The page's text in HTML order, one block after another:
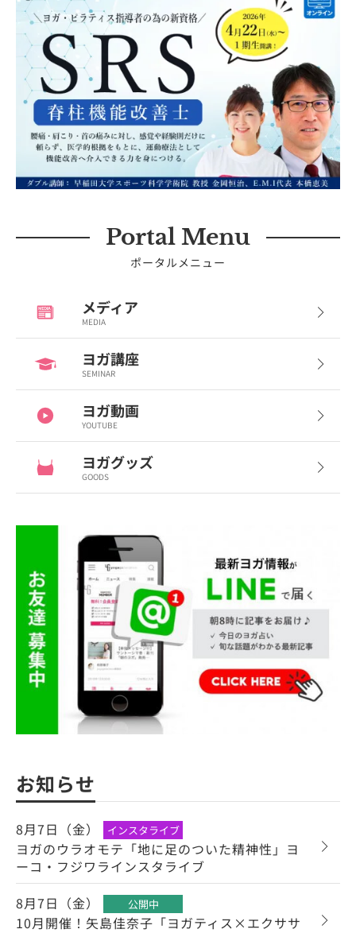
Portal Menu
ポータルメニュー
メディア
MEDIA
ヨガ講座
SEMINAR
ヨガ動画
YOUTUBE
ヨガグッズ
GOODS
お知らせ
8月7日（金） インスタライブ
ヨガのウラオモテ「地に足のついた精神性」ヨ
ーコ・フジワラインスタライブ
8月7日（金）
公開中
10月開催！矢島佳奈子「ヨガティス×エクササ